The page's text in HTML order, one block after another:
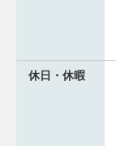
休日・休暇